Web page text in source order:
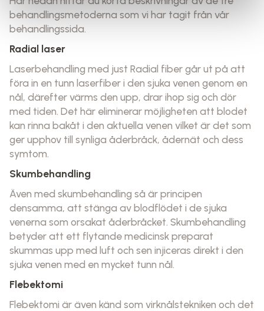
behandlingsmetoderna som vi har tagit från vår
behandlingssida.
Radial laser
Laserbehandling med just Radial fiber går ut på att
föra in en tunn laserfiber i den sjuka venen genom en
nål, därefter värms den upp, drar ihop sig och dör
med tiden. Det här eliminerar möjligheten att blodet
kan rinna bakåt i den aktuella venen vilket är det som
ger upphov till synliga åderbråck, ådernät och dess
symtom.
Skumbehandling
Även med skumbehandling så är principen
densamma, att stänga av blodflödet i de sjuka
venerna som orsakat åderbråcket. Skumbehandling
betyder att ett flytande medicinsk preparat
skummas upp med luft och sen injiceras direkt i den
sjuka venen med en mycket tunn nål.
Flebektomi
Flebektomi är även känd som virknålstekniken och det